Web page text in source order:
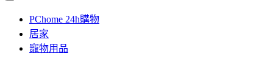
PChome 24h購物
居家
寵物用品